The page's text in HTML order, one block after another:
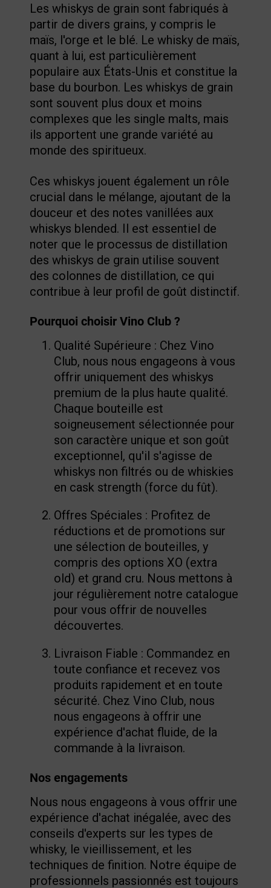
Les whiskys de grain sont fabriqués à
partir de divers grains, y compris le
maïs, l'orge et le blé. Le whisky de maïs,
quant à lui, est particulièrement
populaire aux États-Unis et constitue la
base du bourbon. Les whiskys de grain
sont souvent plus doux et moins
complexes que les single malts, mais
ils apportent une grande variété au
monde des spiritueux.
Ces whiskys jouent également un rôle
crucial dans le mélange, ajoutant de la
douceur et des notes vanillées aux
whiskys blended. Il est essentiel de
noter que le processus de distillation
des whiskys de grain utilise souvent
des colonnes de distillation, ce qui
contribue à leur profil de goût distinctif.
Pourquoi choisir Vino Club ?
Qualité Supérieure : Chez Vino
Club, nous nous engageons à vous
offrir uniquement des whiskys
premium de la plus haute qualité.
Chaque bouteille est
soigneusement sélectionnée pour
son caractère unique et son goût
exceptionnel, qu'il s'agisse de
whiskys non filtrés ou de whiskies
en cask strength (force du fût).
Offres Spéciales : Profitez de
réductions et de promotions sur
une sélection de bouteilles, y
compris des options XO (extra
old) et grand cru. Nous mettons à
jour régulièrement notre catalogue
pour vous offrir de nouvelles
découvertes.
Livraison Fiable : Commandez en
toute confiance et recevez vos
produits rapidement et en toute
sécurité. Chez Vino Club, nous
nous engageons à offrir une
expérience d'achat fluide, de la
commande à la livraison.
Nos engagements
Nous nous engageons à vous offrir une
expérience d'achat inégalée, avec des
conseils d'experts sur les types de
whisky, le vieillissement, et les
techniques de finition. Notre équipe de
professionnels passionnés est toujours